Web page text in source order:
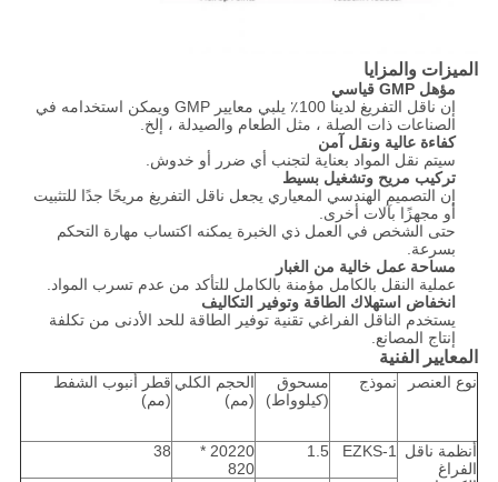
الميزات والمزايا
مؤهل GMP قياسي
إن ناقل التفريغ لدينا 100٪ يلبي معايير GMP ويمكن استخدامه في
الصناعات ذات الصلة ، مثل الطعام والصيدلة ، إلخ.
كفاءة عالية ونقل آمن
سيتم نقل المواد بعناية لتجنب أي ضرر أو خدوش.
تركيب مريح وتشغيل بسيط
إن التصميم الهندسي المعياري يجعل ناقل التفريغ مريحًا جدًا للتثبيت
أو مجهزًا بآلات أخرى.
حتى الشخص في العمل ذي الخبرة يمكنه اكتساب مهارة التحكم
بسرعة.
مساحة عمل خالية من الغبار
عملية النقل بالكامل مؤمنة بالكامل للتأكد من عدم تسرب المواد.
انخفاض استهلاك الطاقة وتوفير التكاليف
يستخدم الناقل الفراغي تقنية توفير الطاقة للحد الأدنى من تكلفة
إنتاج المصانع.
المعايير الفنية
نوع العنصر نموذج
مسحوق
(كيلوواط)
الحجم الكلي
(مم)
قطر أنبوب الشفط
(مم)
أنظمة ناقل
الفراغ
EZKS-1
1.5
20220 *
820
38